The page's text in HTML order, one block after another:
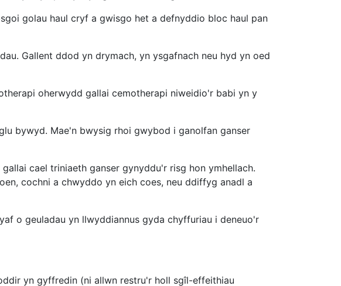
golau haul cryf a gwisgo het a defnyddio bloc haul pan
Gallent ddod yn drymach, yn ysgafnach neu hyd yn oed
oherwydd gallai cemotherapi niweidio'r babi yn y
bywyd. Mae'n bwysig rhoi gwybod i ganolfan ganser
cael triniaeth ganser gynyddu'r risg hon ymhellach.
cochni a chwyddo yn eich coes, neu ddiffyg anadl a
o geuladau yn llwyddiannus gyda chyffuriau i deneuo'r
yn gyffredin (ni allwn restru'r holl sgîl-effeithiau